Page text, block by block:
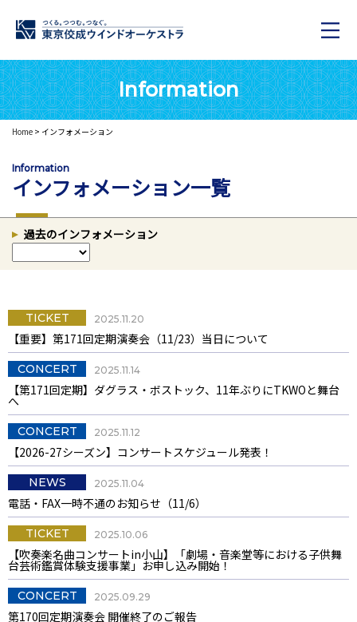
Information
Home > インフォメーション
Information
インフォメーション一覧
過去のインフォメーション
2025.11.20
TICKET
【重要】第171回定期演奏会（11/23）当日について
2025.11.14
CONCERT
【第171回定期】ダグラス・ボストック、11年ぶりにTKWOと舞台
へ
2025.11.12
CONCERT
【2026-27シーズン】コンサートスケジュール発表！
2025.11.04
NEWS
電話・FAX一時不通のお知らせ（11/6）
2025.10.06
TICKET
【吹奏楽名曲コンサートin小山】「劇場・音楽堂等における子供舞
台芸術鑑賞体験支援事業」お申し込み開始！
2025.09.29
CONCERT
第170回定期演奏会 開催終了のご報告